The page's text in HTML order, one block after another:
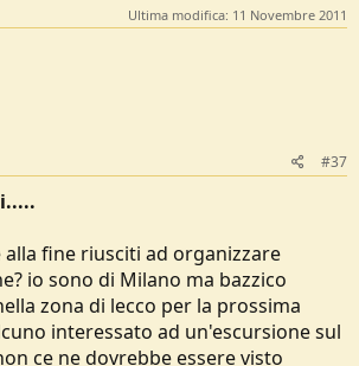
Ultima modifica: 11 Novembre 2011
#37
alla fine riusciti ad organizzare
io sono di Milano ma bazzico
zona di lecco per la prossima
interessato ad un'escursione sul
ce ne dovrebbe essere visto